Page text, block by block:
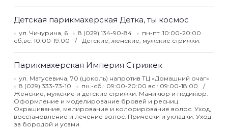
Детская парикмахерская Детка, ты космос
ул. Чичурина, 6 8 (029) 134-90-84
пн-пт: 10:00-20:00
сб,вс: 10:00-19:00
Детские, женские, мужские стрижки.
Парикмахерская Империя Cтрижек
ул. Матусевича, 70 (цоколь) напротив ТЦ «Домашний очаг»
8 (029) 333-73-10
пн.-сб.: 09:00-20:00 вс.: 09:00-18:00
Женские, мужские и детские стрижки. Маникюр и педикюр.
Оформление и моделирование бровей и ресниц.
Окрашивание, мелирование и колорирование волос. Уход,
восстановление и лечение волос. Прически и укладки. Уход
за бородой и усами.